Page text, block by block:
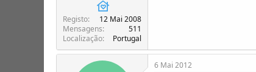
Registo
12 Mai 2008
Mensagens
511
Localização
Portugal
6 Mai 2012